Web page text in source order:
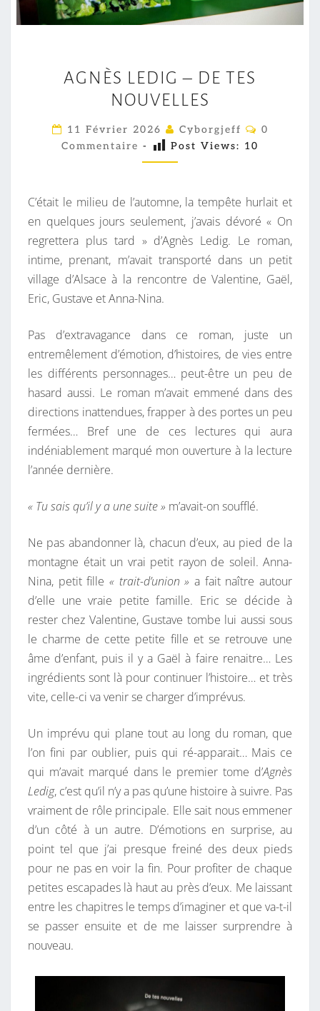
G
N
S
L
D
I
G
–
D
E
E
S
N
O
U
E
E
AGNÈS LEDIG – DE TES
NOUVELLES
11 Février 2026 Cyborgjeff
C
M
A
I
R
E
0
Commentaire - Post Views: 10
C’était le milieu de l’automne, la tempête hurlait et
en quelques jours seulement, j’avais dévoré « On
regrettera plus tard » d’Agnès Ledig. Le roman,
intime, prenant, m’avait transporté dans un petit
village d’Alsace à la rencontre de Valentine, Gaël,
Eric, Gustave et Anna-Nina.
Pas d’extravagance dans ce roman, juste un
entremêlement d’émotion, d’histoires, de vies entre
les différents personnages… peut-être un peu de
hasard aussi. Le roman m’avait emmené dans des
directions inattendues, frapper à des portes un peu
fermées… Bref une de ces lectures qui aura
indéniablement marqué mon ouverture à la lecture
l’année dernière.
« Tu sais qu’il y a une suite » m’avait-on soufflé.
Ne pas abandonner là, chacun d’eux, au pied de la
montagne était un vrai petit rayon de soleil. Anna-
Nina, petit fille « trait-d’union » a fait naître autour
d’elle une vraie petite famille. Eric se décide à
rester chez Valentine, Gustave tombe lui aussi sous
le charme de cette petite fille et se retrouve une
âme d’enfant, puis il y a Gaël à faire renaitre… Les
ingrédients sont là pour continuer l’histoire… et très
vite, celle-ci va venir se charger d’imprévus.
Un imprévu qui plane tout au long du roman, que
l’on fini par oublier, puis qui ré-apparait… Mais ce
qui m’avait marqué dans le premier tome d’Agnès
Ledig, c’est qu’il n’y a pas qu’une histoire à suivre. Pas
vraiment de rôle principale. Elle sait nous emmener
d’un côté à un autre. D’émotions en surprise, au
point tel que j’ai presque freiné des deux pieds
pour ne pas en voir la fin. Pour profiter de chaque
petites escapades là haut au près d’eux. Me laissant
entre les chapitres le temps d’imaginer et que va-t-il
se passer ensuite et de me laisser surprendre à
nouveau.